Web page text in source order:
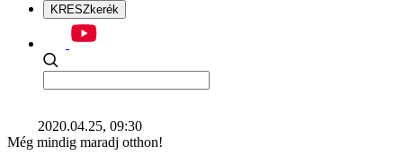
KRESZkerék
2020.04.25, 09:30
Még mindig maradj otthon!